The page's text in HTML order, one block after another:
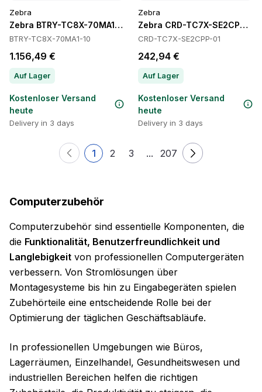
Zebra
Zebra BTRY-TC8X-70MA1-10 Batteries
BTRY-TC8X-70MA1-10
1.156,49 €
Auf Lager
Kostenloser Versand
heute
Delivery in 3 days
Zebra
Zebra CRD-TC7X-SE2CPP-
CRD-TC7X-SE2CPP-01
242,94 €
Auf Lager
Kostenloser Versand
heute
Delivery in 3 days
1 2 3 ... 207
Computerzubehör
Computerzubehör sind essentielle Komponenten, die
die Funktionalität, Benutzerfreundlichkeit und
Langlebigkeit von professionellen Computergeräten
verbessern. Von Stromlösungen über
Montagesysteme bis hin zu Eingabegeräten spielen
Zubehörteile eine entscheidende Rolle bei der
Optimierung der täglichen Geschäftsabläufe.
In professionellen Umgebungen wie Büros,
Lagerräumen, Einzelhandel, Gesundheitswesen und
industriellen Bereichen helfen die richtigen